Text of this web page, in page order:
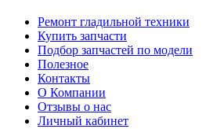
Ремонт гладильной техники
Купить запчасти
Подбор запчастей по модели
Полезное
Контакты
О Компании
Отзывы о нас
Личный кабинет